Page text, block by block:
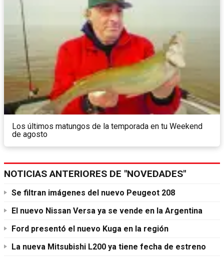
Los últimos matungos de la temporada en tu Weekend
de agosto
NOTICIAS ANTERIORES DE "NOVEDADES"
Se filtran imágenes del nuevo Peugeot 208
El nuevo Nissan Versa ya se vende en la Argentina
Ford presentó el nuevo Kuga en la región
La nueva Mitsubishi L200 ya tiene fecha de estreno